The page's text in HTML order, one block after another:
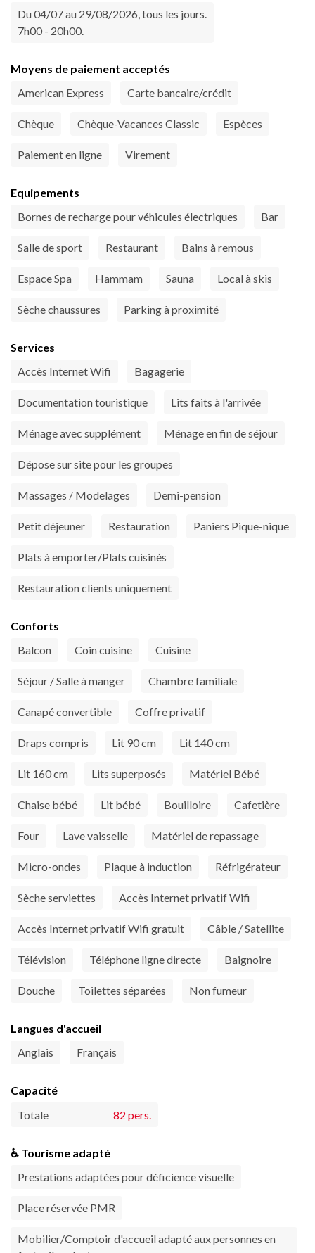
Du 04/07 au 29/08/2026, tous les jours.
7h00 - 20h00.
Moyens de paiement acceptés
American Express
Carte bancaire/crédit
Chèque Chèque-Vacances Classic Espèces
Paiement en ligne Virement
Equipements
Bornes de recharge pour véhicules électriques
Bar
Salle de sport Restaurant Bains à remous
Espace Spa Hammam Sauna Local à skis
Sèche chaussures Parking à proximité
Services
Accès Internet Wifi
Bagagerie
Documentation touristique Lits faits à l'arrivée
Ménage avec supplément Ménage en fin de séjour
Dépose sur site pour les groupes
Massages / Modelages Demi-pension
Petit déjeuner Restauration Paniers Pique-nique
Plats à emporter/Plats cuisinés
Restauration clients uniquement
Conforts
Balcon
Coin cuisine Cuisine
Séjour / Salle à manger Chambre familiale
Canapé convertible Coffre privatif
Draps compris Lit 90 cm Lit 140 cm
Lit 160 cm Lits superposés Matériel Bébé
Chaise bébé Lit bébé Bouilloire Cafetière
Four Lave vaisselle Matériel de repassage
Micro-ondes Plaque à induction Réfrigérateur
Sèche serviettes Accès Internet privatif Wifi
Accès Internet privatif Wifi gratuit Câble / Satellite
Télévision Téléphone ligne directe Baignoire
Douche Toilettes séparées Non fumeur
Langues d'accueil
Anglais
Français
Capacité
Totale
82 pers.
♿ Tourisme adapté
Prestations adaptées pour déficience visuelle
Place réservée PMR
Mobilier/Comptoir d'accueil adapté aux personnes en